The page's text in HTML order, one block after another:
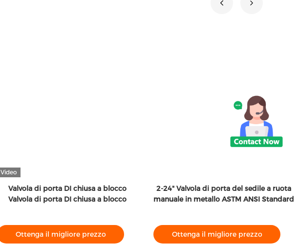
Video
Valvola di porta DI chiusa a blocco
Valvola di porta DI chiusa a blocco
Ottenga il migliore prezzo
2-24" Valvola di porta del sedile a ruota
manuale in metallo ASTM ANSI Standard
Ottenga il migliore prezzo